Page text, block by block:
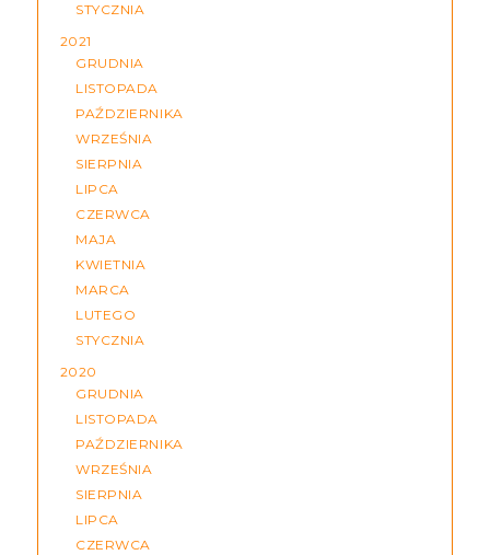
STYCZNIA
2021
GRUDNIA
LISTOPADA
PAŹDZIERNIKA
WRZEŚNIA
SIERPNIA
LIPCA
CZERWCA
MAJA
KWIETNIA
MARCA
LUTEGO
STYCZNIA
2020
GRUDNIA
LISTOPADA
PAŹDZIERNIKA
WRZEŚNIA
SIERPNIA
LIPCA
CZERWCA